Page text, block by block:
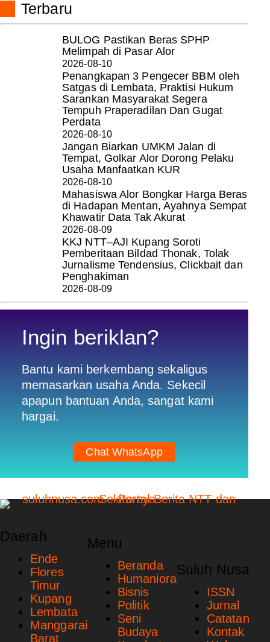
Terbaru
BULOG Pastikan Beras SPHP
Melimpah di Pasar Alor
2026-08-10
Penangkapan 3 Pengecer BBM oleh
Satgas di Lembata, Praktisi Hukum
Sarankan Masyarakat Segera
Tempuh Praperadilan Dan Gugat
Perdata
2026-08-10
Jangan Biarkan UMKM Jalan di
Tempat, Golkar Alor Dorong Pelaku
Usaha Manfaatkan KUR
2026-08-10
Mahasiswa Alor Bongkar Harga Beras
di Hadapan Mentan, Ayahnya Sempat
Khawatir Data Tak Akurat
2026-08-09
KKJ NTT–AJI Kupang Soroti
Pemberitaan Bildad Thonak, Tolak
Jurnalisme Tendensius, Clickbait dan
Penghakiman
2026-08-09
Ingin beriklan?
Bantu kami berkembang sekaligus
memasarkan usaha Anda. Sekecil
apapun bantuan Anda, sangat kami
hargai.
Chat WhatsApp
Daerah
Ende
Flores
Timur
Kupang
Lembata
Manggarai
Barat
Menu
Beranda
Humaniora
Bisnis
Politik
Seni
Budaya
Suluh Nusa
ISSN
Jurnal
Catatan
Kontak